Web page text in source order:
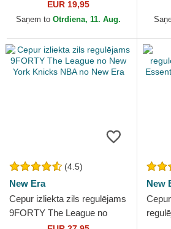
League Essential no New
York Yankees MLB no New
EUR 19,95
Saņem to Otrdiena, 11. Aug.
(4.5)
New Era
Cepur izliekta zils regulējams
9FORTY The League no
New York Knicks NBA no
New